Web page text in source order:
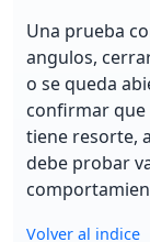
Una prueba
angulos,
o se queda
confirmar que
tiene resorte,
debe probar
Volver al indice